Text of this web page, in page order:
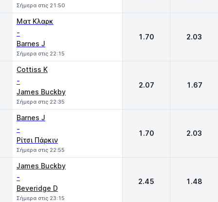
Σήμερα στις 21:50
Ματ Κλαρκ
-
Barnes J
Σήμερα στις 22:15
1.70 2.03
Cottiss K
-
James Buckby
Σήμερα στις 22:35
2.07 1.67
Barnes J
-
Ρίτσι Πάρκιν
Σήμερα στις 22:55
1.70 2.03
James Buckby
-
Beveridge D
Σήμερα στις 23:15
2.45 1.48